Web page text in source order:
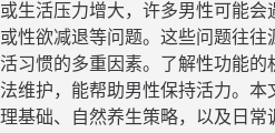
或生活压力增大，许多男性可能会
或性欲减退等问题。这些问题往往
活习惯的多重因素。了解性功能的
法维护，能帮助男性保持活力。本
理基础、自然养生策略，以及日常